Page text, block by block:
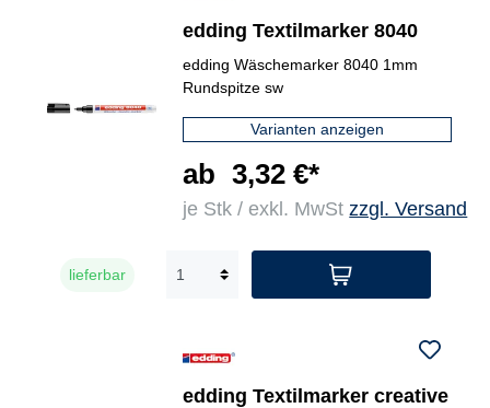
edding Textilmarker 8040
edding Wäschemarker 8040 1mm
Rundspitze sw
Varianten anzeigen
ab 3,32 €*
je Stk / exkl. MwStzzgl. Versand
lieferbar
edding Textilmarker creative